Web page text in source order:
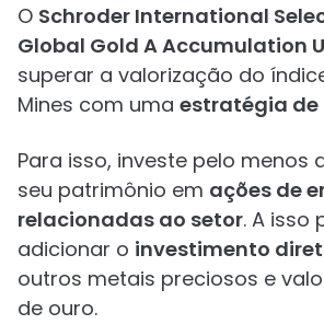
O Schroder International
Global Gold A Accumulation
superar a valorização do
Mines com uma estratégia
Para isso, investe pelo menos
seu patrimônio em ações de
relacionadas ao setor. A isso
adicionar o investimento
outros metais preciosos e
de ouro.